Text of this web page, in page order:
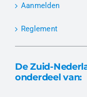
Aanmelden
Reglement
De Zuid-
onderdeel van: